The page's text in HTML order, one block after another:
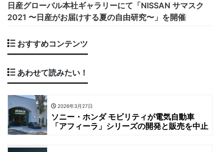
日産グローバル本社ギャラリーにて「NISSAN サマスク
2021 〜日産がお届けする夏の自由研究〜」を開催
おすすめコンテンツ
あわせて読みたい！
2026年3月27日
ソニー・ホンダ モビリティが電気自動車
「アフィーラ」シリーズの開発と販売を中止